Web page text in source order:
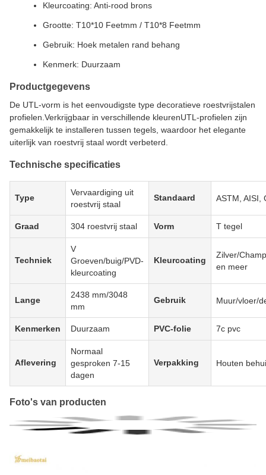
Kleurcoating: Anti-rood brons
Grootte: T10*10 Feetmm / T10*8 Feetmm
Gebruik: Hoek metalen rand behang
Kenmerk: Duurzaam
Productgegevens
De UTL-vorm is het eenvoudigste type decoratieve roestvrijstalen
profielen.Verkrijgbaar in verschillende kleurenUTL-profielen zijn
gemakkelijk te installeren tussen tegels, waardoor het elegante
uiterlijk van roestvrij staal wordt verbeterd.
Technische specificaties
Type
Vervaardiging uit
roestvrij staal
Standaard ASTM, AISI,
Graad 304 roestvrij staal Vorm T tegel
Techniek
V
Groeven/buig/PVD-
kleurcoating
Kleurcoating
Zilver/
en meer
Lange
2438 mm/3048
mm
Gebruik Muur/vloer/
Kenmerken Duurzaam PVC-folie 7c pvc
Aflevering
Normaal
gesproken 7-15
dagen
Verpakking Houten
Foto's van producten